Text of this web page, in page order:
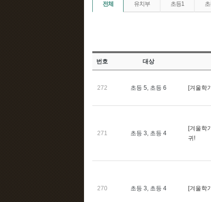
전체 유치부 초등1
번호 대상
272 초등 5, 초등 6 [겨울학
271 초등 3, 초등 4
[겨울학
귀!
270 초등 3, 초등 4 [겨울학